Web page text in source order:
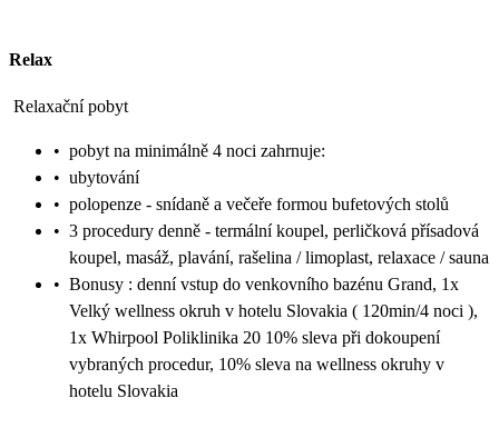
Relax
Relaxační pobyt
• pobyt na minimálně 4 noci zahrnuje:
• ubytování
• polopenze - snídaně a večeře formou bufetových stolů
• 3 procedury denně - termální koupel, perličková přísadová
koupel, masáž, plavání, rašelina / limoplast, relaxace / sauna
• Bonusy : denní vstup do venkovního bazénu Grand, 1x
Velký wellness okruh v hotelu Slovakia ( 120min/4 noci ),
1x Whirpool Poliklinika 20 10% sleva při dokoupení
vybraných procedur, 10% sleva na wellness okruhy v
hotelu Slovakia